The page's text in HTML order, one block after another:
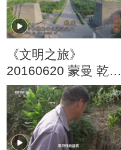
《文明之旅》
20160620 蒙曼 乾陵
里的大唐盛世